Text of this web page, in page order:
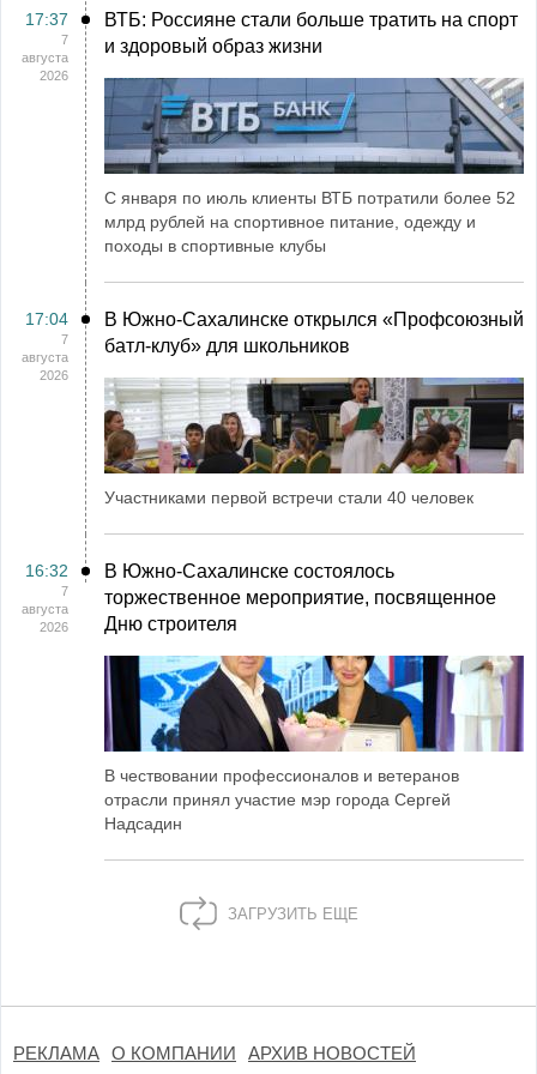
17:37
7
августа
2026
ВТБ: Россияне стали больше тратить на спорт
и здоровый образ жизни
С января по июль клиенты ВТБ потратили более 52
млрд рублей на спортивное питание, одежду и
походы в спортивные клубы
17:04
7
августа
2026
В Южно-Сахалинске открылся «Профсоюзный
батл-клуб» для школьников
Участниками первой встречи стали 40 человек
16:32
7
августа
2026
В Южно-Сахалинске состоялось
торжественное мероприятие, посвященное
Дню строителя
В чествовании профессионалов и ветеранов
отрасли принял участие мэр города Сергей
Надсадин
ЗАГРУЗИТЬ ЕЩЕ
РЕКЛАМА О КОМПАНИИ АРХИВ НОВОСТЕЙ